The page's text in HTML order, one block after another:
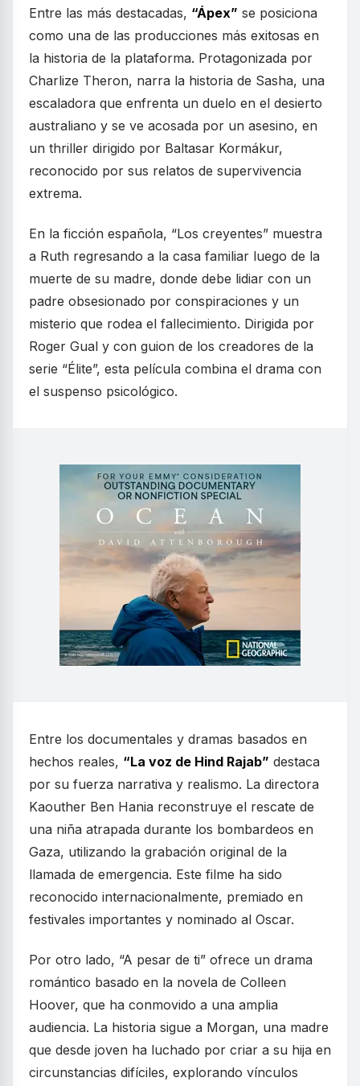
Entre las más destacadas, “Ápex” se posiciona
como una de las producciones más exitosas en
la historia de la plataforma. Protagonizada por
Charlize Theron, narra la historia de Sasha, una
escaladora que enfrenta un duelo en el desierto
australiano y se ve acosada por un asesino, en
un thriller dirigido por Baltasar Kormákur,
reconocido por sus relatos de supervivencia
extrema.
En la ficción española, “Los creyentes” muestra
a Ruth regresando a la casa familiar luego de la
muerte de su madre, donde debe lidiar con un
padre obsesionado por conspiraciones y un
misterio que rodea el fallecimiento. Dirigida por
Roger Gual y con guion de los creadores de la
serie “Élite”, esta película combina el drama con
el suspenso psicológico.
Entre los documentales y dramas basados en
hechos reales, “La voz de Hind Rajab” destaca
por su fuerza narrativa y realismo. La directora
Kaouther Ben Hania reconstruye el rescate de
una niña atrapada durante los bombardeos en
Gaza, utilizando la grabación original de la
llamada de emergencia. Este filme ha sido
reconocido internacionalmente, premiado en
festivales importantes y nominado al Oscar.
Por otro lado, “A pesar de ti” ofrece un drama
romántico basado en la novela de Colleen
Hoover, que ha conmovido a una amplia
audiencia. La historia sigue a Morgan, una madre
que desde joven ha luchado por criar a su hija en
circunstancias difíciles, explorando vínculos